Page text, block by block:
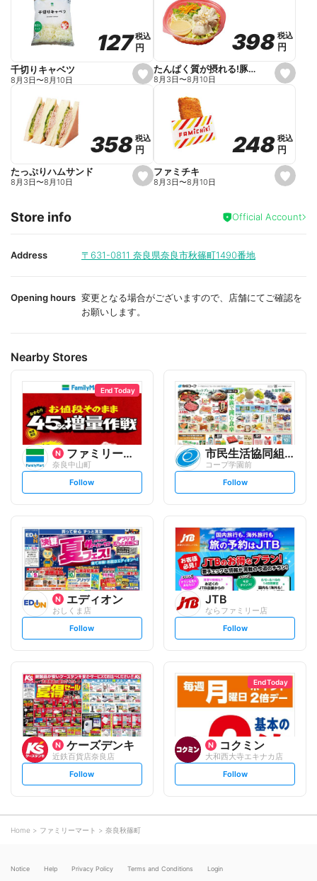
o
r
i
e
o
r
i
e
s
e
o
r
i
e
127
127税込
税込
円
円
千切りキャベツ
8月3日〜8月10日
s
e
o
r
i
e
398
398 税込
税込
円
円
たんぱく質が摂れる!豚しゃぶのパスタサラダ
8月3日〜8月10日
s
e
i
t
358
358税込
税込
円
円
たっぷりハムサンド
8月3日〜8月10日
s
e
a
248
248 税込
税込
円
円
ファミチキ
8月3日〜8月10日
Store info Official Account
Address 〒631-0811 奈良県奈良市秋篠町1490番地
Opening hours 変更となる場合がございますので、店舗にてご確認を
お願いします。
Nearby Stores
End Today
ファミリーマート
奈良中山町
s
l
o
w
Follow
市民生活協同組合ならコープ
コープ学園前
s
l
o
w
Follow
エディオン
おしくま店
s
l
o
w
Follow
JTB
ならファミリー店
s
l
o
w
Follow
ケーズデンキ
近鉄百貨店奈良店
s
l
o
Follow
End Today
コクミン
大和西大寺エキナカ店
s
l
Follow
Home ファミリーマート 奈良秋篠町
Notice Help Privacy Policy Terms and Conditions Login